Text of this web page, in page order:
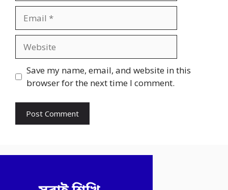
Save my name, email, and website in this
browser for the next time I comment.